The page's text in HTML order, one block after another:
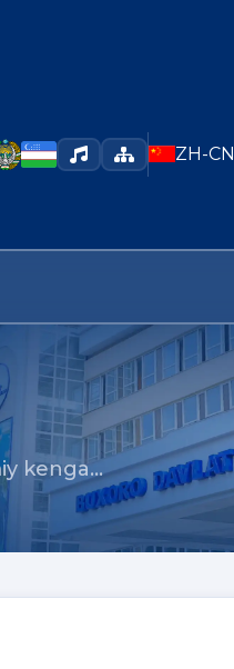
ZH-CN
kenga…